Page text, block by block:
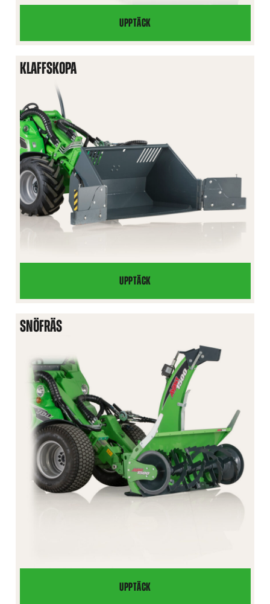
UPPTÄCK
U-
PLOG
KLAFFSKOPA
UPPTÄCK
KLAFFSKOPA
SNÖFRÄS
UPPTÄCK
SNÖFRÄS